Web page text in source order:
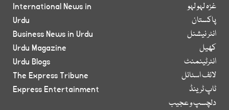
غزہ لہو لہو
پاکستان
انٹر نیشنل
کھیل
انٹرٹینمنٹ
لائف اسٹائل
ٹاپ ٹرینڈ
دلچسپ و عجیب
International News in
Urdu
Business News in Urdu
Urdu Magazine
Urdu Blogs
The Express Tribune
Express Entertainment